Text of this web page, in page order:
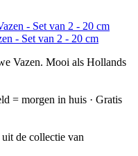
- Set van 2 - 20 cm
Vazen. Mooi als Hollands
= morgen in huis · Gratis
de collectie van